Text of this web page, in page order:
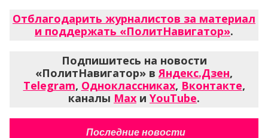
Отблагодарить журналистов за материал
и поддержать «ПолитНавигатор».
Подпишитесь на новости
«ПолитНавигатор» вЯндекс.Дзен,
Telegram, Одноклассниках, Вконтакте,
каналы Max и YouTube.
Последние новости